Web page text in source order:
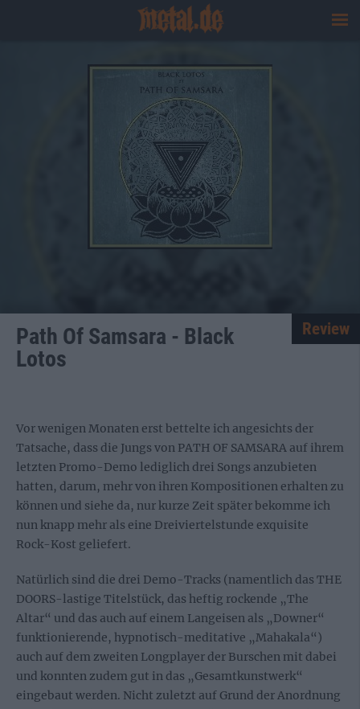
Path Of Samsara - Black
Lotos
Review
Vor wenigen Monaten erst bettelte ich angesichts der
Tatsache, dass die Jungs von PATH OF SAMSARA auf ihrem
letzten Promo-Demo lediglich drei Songs anzubieten
hatten, darum, mehr von ihren Kompositionen erhalten zu
können und siehe da, nur kurze Zeit später bekomme ich
nun knapp mehr als eine Dreiviertelstunde exquisite
Rock-Kost geliefert.
Natürlich sind die drei Demo-Tracks (namentlich das THE
DOORS-lastige Titelstück, das heftig rockende „The
Altar“ und das auch auf einem Langeisen als „Downer“
funktionierende, hypnotisch-meditative „Mahakala“)
auch auf dem zweiten Longplayer der Burschen mit dabei
und konnten zudem gut in das „Gesamtkunstwerk“
eingebaut werden. Nicht zuletzt auf Grund der Anordnung